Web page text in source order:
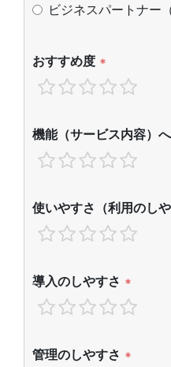
ビジネスパートナー
おすすめ度 *
機能（サービス内容）
使いやすさ（利用のしや
導入のしやすさ *
管理のしやすさ *